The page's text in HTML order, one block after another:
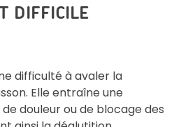
DIFFICILE
difficulté à avaler la
Elle entraîne une
douleur ou de blocage des